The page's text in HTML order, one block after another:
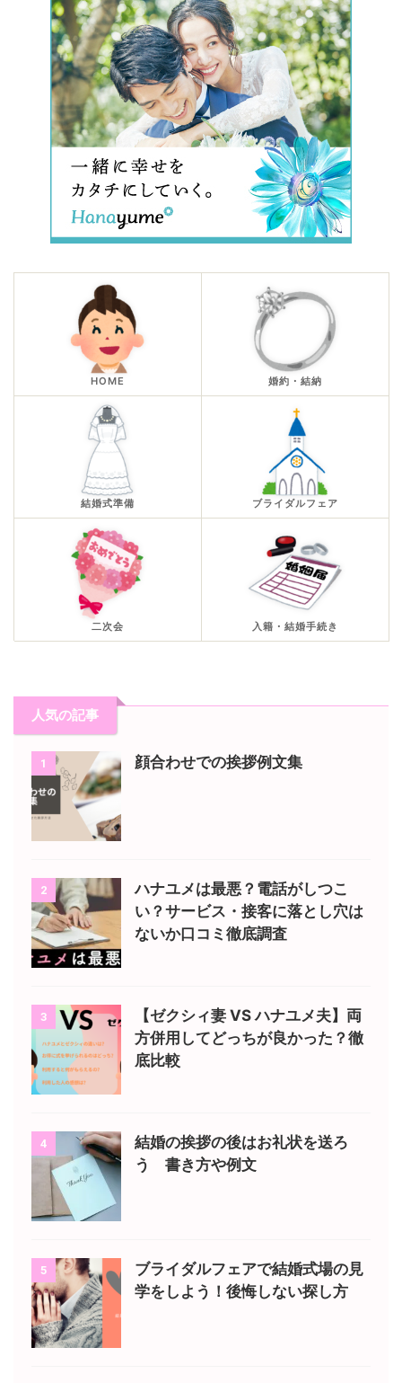
HOME 婚約・結納
結婚式準備 ブライダルフェア
二次会 入籍・結婚手続き
人気の記事
1 顔合わせでの挨拶例文集
2
ハナユメは最悪？電話がしつこ
い？サービス・接客に落とし穴は
ないか口コミ徹底調査
3
【ゼクシィ妻 VS ハナユメ夫】両
方併用してどっちが良かった？徹
底比較
4
結婚の挨拶の後はお礼状を送ろ
う 書き方や例文
5
ブライダルフェアで結婚式場の見
学をしよう！後悔しない探し方